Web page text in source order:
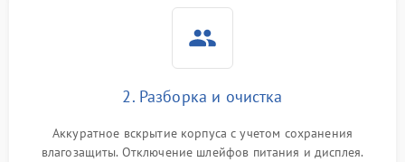
2. Разборка и очистка
Аккуратное вскрытие корпуса с учетом сохранения
влагозащиты. Отключение шлейфов питания и дисплея.